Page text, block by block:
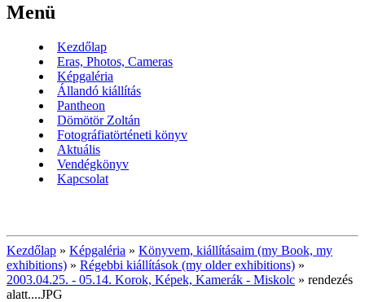
Menü
Kezdőlap
Eras, Photos, Cameras
Képgaléria
Állandó kiállítás
Pantheon
Dömötör Zoltán
Fotográfiatörténeti könyv
Aktuális
Vendégkönyv
Kapcsolat
Kezdőlap » Képgaléria » Könyvem, kiállításaim (my Book, my
exhibitions) » Régebbi kiállítások (my older exhibitions) »
2003.04.25. - 05.14. Korok, Képek, Kamerák - Miskolc » rendezés
alatt....JPG